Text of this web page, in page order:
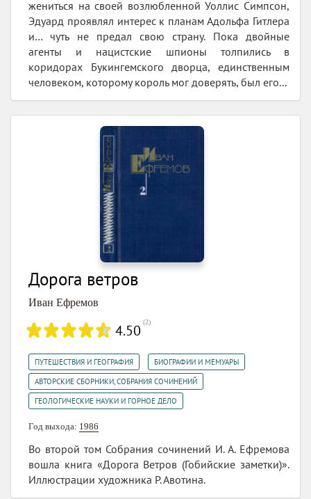
жениться на своей возлюбленной Уоллис Симпсон,
Эдуард проявлял интерес к планам Адольфа Гитлера
и… чуть не предал свою страну. Пока двойные
агенты и нацистские шпионы толпились в
коридорах Букингемского дворца, единственным
человеком, которому король мог доверять, был его...
Дорога ветров
Иван Ефремов
4.50 (2)
ПУТЕШЕСТВИЯ И ГЕОГРАФИЯ БИОГРАФИИ И МЕМУАРЫ
АВТОРСКИЕ СБОРНИКИ, СОБРАНИЯ СОЧИНЕНИЙ
ГЕОЛОГИЧЕСКИЕ НАУКИ И ГОРНОЕ ДЕЛО
Год выхода: 1986
Во второй том Собрания сочинений И. А. Ефремова
вошла книга «Дорога Ветров (Гобийские заметки)».
Иллюстрации художника Р. Авотина.